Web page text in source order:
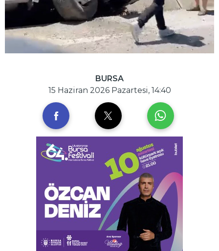
BURSA
15 Haziran 2026 Pazartesi, 14:40